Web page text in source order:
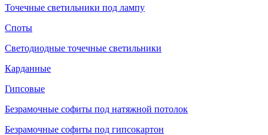
Точечные светильники под лампу
Споты
Светодиодные точечные светильники
Карданные
Гипсовые
Безрамочные софиты под натяжной потолок
Безрамочные софиты под гипсокартон